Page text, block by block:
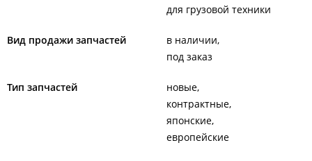
для грузовой техники
Вид продажи запчастей
в наличии
под заказ
Тип запчастей
новые
контрактные
японские
европейские